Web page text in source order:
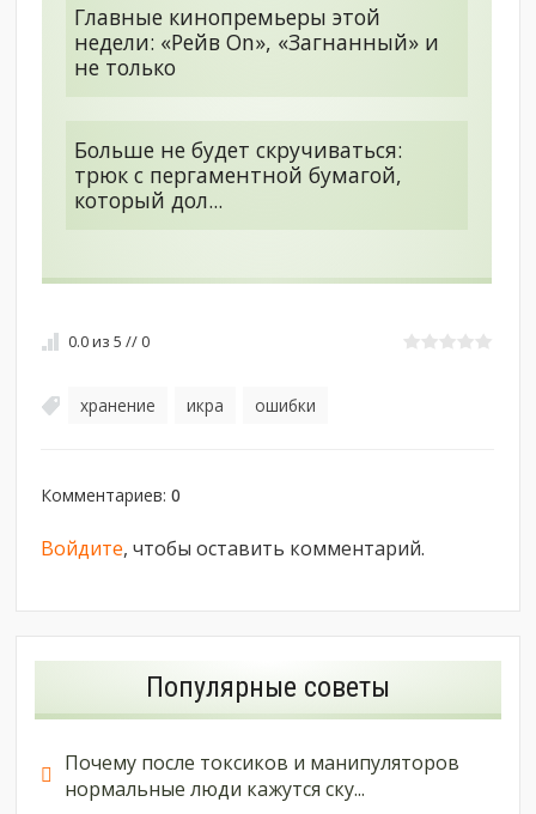
Главные кинопремьеры этой
недели: «Рейв On», «Загнанный» и
не только
Больше не будет скручиваться:
трюк с пергаментной бумагой,
который дол...
0.0из5 // 0
хранение икра ошибки
Комментариев:0
Войдите, чтобы оставить комментарий.
Популярные советы
Почему после токсиков и манипуляторов
нормальные люди кажутся ску...